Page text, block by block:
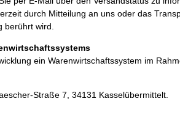
durch Mitteilung an uns oder das
berührt wird.
ein Warenwirtschaftssystem im
Straße 7, 34131 Kasselübermittelt.